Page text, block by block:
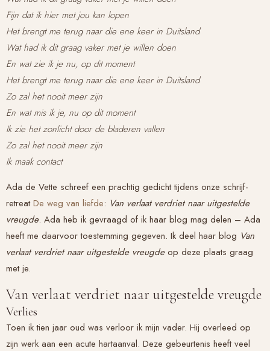
Fijn dat ik hier met jou kan lopen
Het brengt me terug naar die ene keer in Duitsland
Wat had ik dit graag vaker met je willen doen
En wat zie ik je nu, op dit moment
Het brengt me terug naar die ene keer in Duitsland
Zo zal het nooit meer zijn
En wat mis ik je, nu op dit moment
Ik zie het zonlicht door de bladeren vallen
Zo zal het nooit meer zijn
Ik maak contact
Ada de Vette schreef een prachtig gedicht tijdens onze schrijf-
retreatDe weg van liefde: Van verlaat verdriet naar uitgestelde
vreugde. Ada heb ik gevraagd of ik haar blog mag delen – Ada
heeft me daarvoor toestemming gegeven. Ik deel haar blog Van
verlaat verdriet naar uitgestelde vreugdeop deze plaats graag
met je.
Van verlaat verdriet naar uitgestelde vreugde
Verlies
Toen ik tien jaar oud was verloor ik mijn vader. Hij overleed op
zijn werk aan een acute hartaanval. Deze gebeurtenis heeft veel